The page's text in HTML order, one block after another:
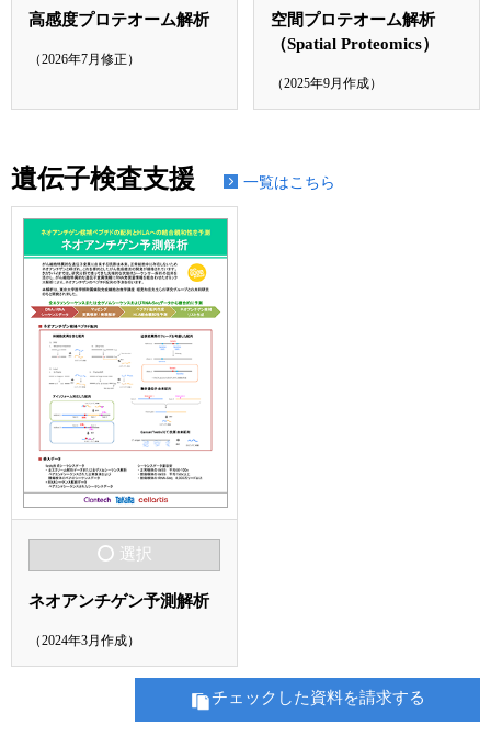
高感度プロテオーム解析
（2026年7月修正）
空間プロテオーム解析
（Spatial Proteomics）
（2025年9月作成）
遺伝子検査支援 一覧はこちら
選択
ネオアンチゲン予測解析
（2024年3月作成）
チェックした資料を請求する